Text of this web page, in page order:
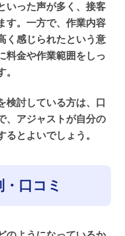
いった声が多く、接客
す。一方で、作業内容
く感じられたという意
料金や作業範囲をしっ
検討している方は、口
、アジャストが自分の
とよいでしょう。
口コミ